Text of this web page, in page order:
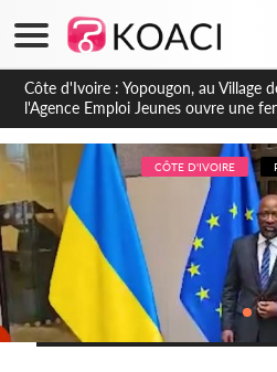
Côte d'Ivoire : CHU de Treichville,
contractuels obtiennent un accord
arriérés du SMIG 2023
CÔTE D'IVOIRE